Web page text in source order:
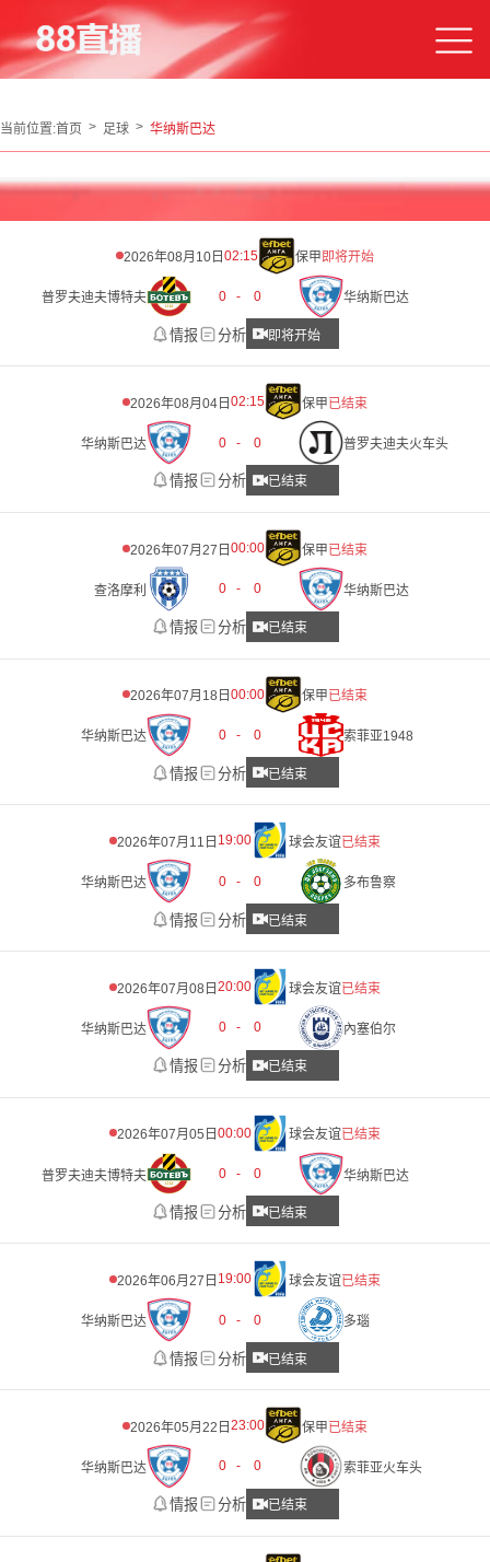
当前位置:首页 足球 华纳斯巴达
2026年08月10日 02:15 保甲即将开始
普罗夫迪夫博特夫 0 - 0 华纳斯巴达
情报 分析 即将开始
2026年08月04日 02:15 保甲已结束
华纳斯巴达 0 - 0 普罗夫迪夫火车头
情报 分析 已结束
2026年07月27日 00:00 保甲已结束
查洛摩利 0 - 0 华纳斯巴达
情报 分析 已结束
2026年07月18日 00:00 保甲已结束
华纳斯巴达 0 - 0 索菲亚1948
情报 分析 已结束
2026年07月11日 19:00 球会友谊已结束
华纳斯巴达 0 - 0 多布鲁察
情报 分析 已结束
2026年07月08日 20:00 球会友谊已结束
华纳斯巴达 0 - 0 內塞伯尔
情报 分析 已结束
2026年07月05日 00:00 球会友谊已结束
普罗夫迪夫博特夫 0 - 0 华纳斯巴达
情报 分析 已结束
2026年06月27日 19:00 球会友谊已结束
华纳斯巴达 0 - 0 多瑙
情报 分析 已结束
2026年05月22日 23:00 保甲已结束
华纳斯巴达 0 - 0 索菲亚火车头
情报 分析 已结束